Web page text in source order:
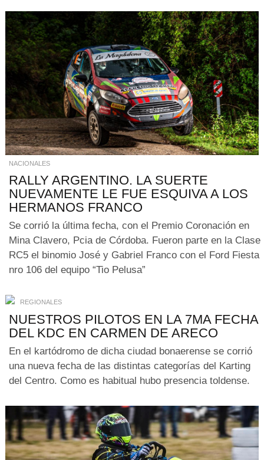
NACIONALES
RALLY ARGENTINO. LA SUERTE
NUEVAMENTE LE FUE ESQUIVA A LOS
HERMANOS FRANCO
Se corrió la última fecha, con el Premio Coronación en
Mina Clavero, Pcia de Córdoba. Fueron parte en la Clase
RC5 el binomio José y Gabriel Franco con el Ford Fiesta
nro 106 del equipo “Tio Pelusa”
REGIONALES
NUESTROS PILOTOS EN LA 7MA FECHA
DEL KDC EN CARMEN DE ARECO
En el kartódromo de dicha ciudad bonaerense se corrió
una nueva fecha de las distintas categorías del Karting
del Centro. Como es habitual hubo presencia toldense.